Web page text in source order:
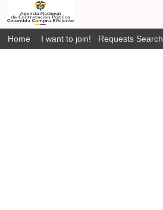
Home I want to join! Requests Search